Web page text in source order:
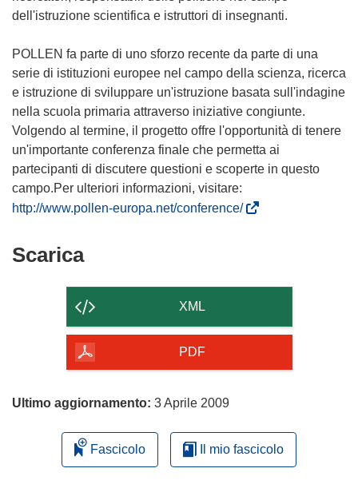
dell'istruzione scientifica e istruttori di insegnanti.
POLLEN fa parte di uno sforzo recente da parte di una
serie di istituzioni europee nel campo della scienza, ricerca
e istruzione di sviluppare un'istruzione basata sull'indagine
nella scuola primaria attraverso iniziative congiunte.
Volgendo al termine, il progetto offre l'opportunità di tenere
un'importante conferenza finale che permetta ai
partecipanti di discutere questioni e scoperte in questo
campo.Per ulteriori informazioni, visitare:
http://www.pollen-europa.net/conference/(
n
u
ScaricaScarica
contenuto
della
pagina
XML
PDF
Ultimo aggiornamento: 3 Aprile 2009
Fascicolo Il mio fascicolo